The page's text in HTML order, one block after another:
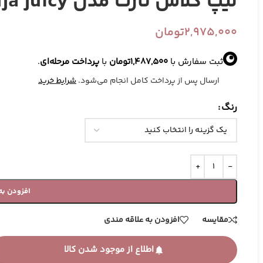
آرایش صورت
رژ گونه
پرایمر
تثبیت کننده آرایش
ابزارهای آرایشی
براش آرایش
پد آرایشی
کیف آرایشی
2,975,000تومان
ثبت سفارش با 1,487,500تومان با پرداخت مرحله‌ای.
ارسال پس از پرداخت کامل انجام می‌شود.شرایط خرید
رنگ
افزودن
مقایسه افزودن به علاقه مندی
اطلاع از موجود شدن کالا